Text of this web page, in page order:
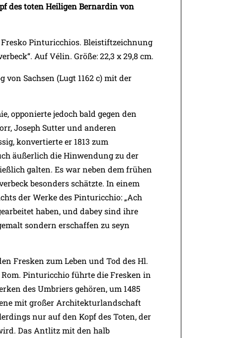
des toten Heiligen Bernardin von
Pinturicchios. Bleistiftzeichnung
Auf Vélin. Größe: 22,3 x 29,8 cm.
von Sachsen (Lugt 1162 c) mit der
opponierte jedoch bald gegen den
Joseph Sutter und anderen
konvertierte er 1813 zum
äußerlich die Hinwendung zu der
galten. Es war neben dem frühen
besonders schätzte. In einem
der Werke des Pinturicchio: „Ach
haben, und dabey sind ihre
sondern erschaffen zu seyn
Fresken zum Leben und Tod des Hl.
Pinturicchio führte die Fresken in
des Umbriers gehören, um 1485
mit großer Architekturlandschaft
nur auf den Kopf des Toten, der
Das Antlitz mit den halb